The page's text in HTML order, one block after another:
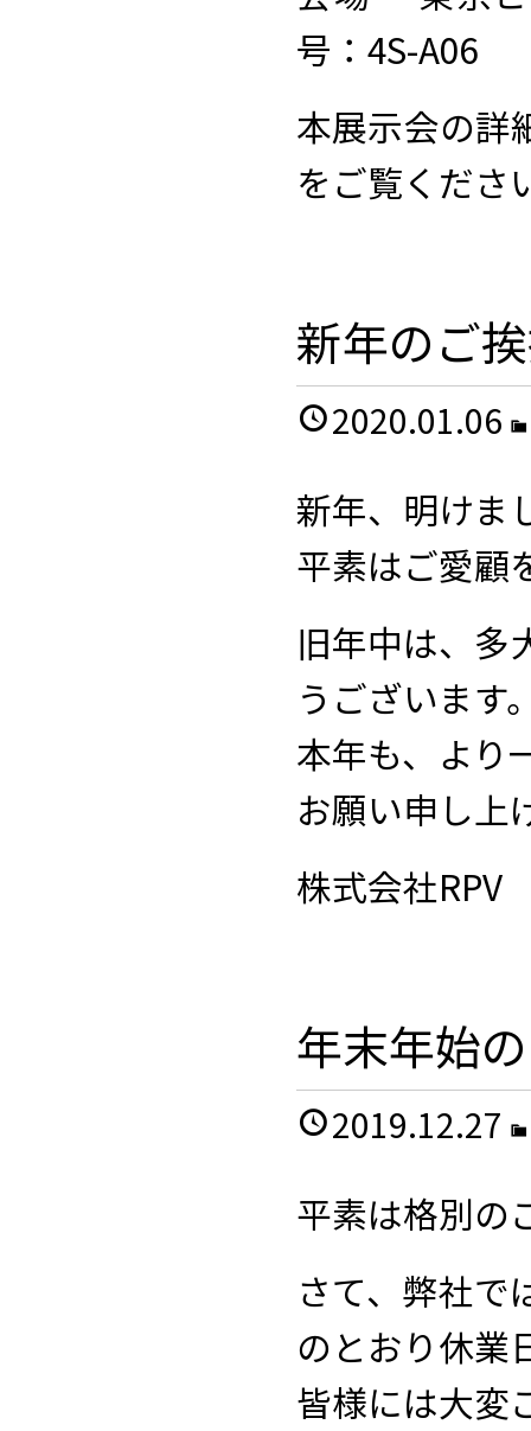
号：4S-A06
本展示会の詳
をご覧くださ
新年のご
2020.01.06
新年、明けま
平素はご愛顧
旧年中は、多
うございます
本年も、より
お願い申し上
株式会社
年末年始
2019.12.27
平素は格別の
さて、弊社で
のとおり休業
皆様には大変